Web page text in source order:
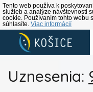
Tento web používa k
služieb a analýze návštevnosti
cookie. Používaním tohto webu
súhlasíte. Viac informácií
Uznesenia: